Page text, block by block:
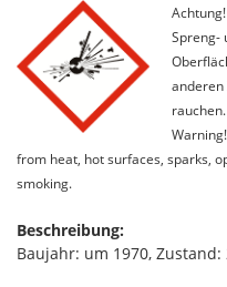
Spreng-
anderen
rauchen.
from heat, hot surfaces, sparks,
smoking.
Beschreibung:
Baujahr: um 1970, Zustand: